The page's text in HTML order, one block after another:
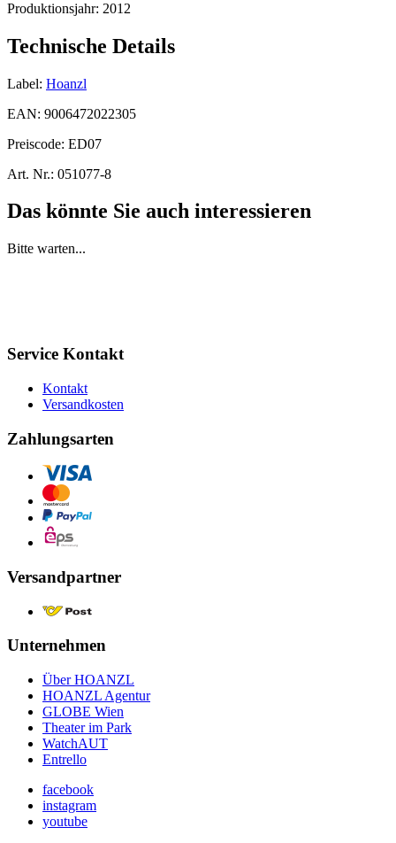
Produktionsjahr: 2012
Technische Details
Label: Hoanzl
EAN: 9006472022305
Preiscode: ED07
Art. Nr.: 051077-8
Das könnte Sie auch interessieren
Bitte warten...
Service Kontakt
Kontakt
Versandkosten
Zahlungsarten
Versandpartner
Unternehmen
Über HOANZL
HOANZL Agentur
GLOBE Wien
Theater im Park
WatchAUT
Entrello
facebook
instagram
youtube